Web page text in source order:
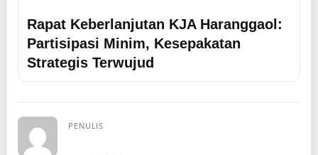
Rapat Keberlanjutan KJA Haranggaol:
Partisipasi Minim, Kesepakatan
Strategis Terwujud
PENULIS